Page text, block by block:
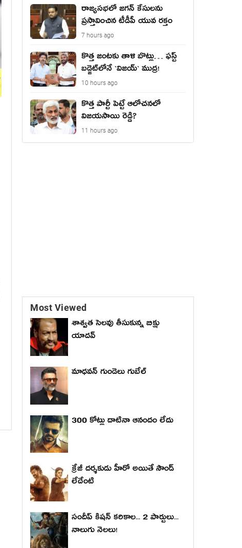
రాజ్యసభలో జగన్ కేసులను
ప్రస్తావించిన టీడీపీ యువ రక్తం
7 hours ago
కొత్త జంట‌కు తాళి బొట్లు… ఫ‌స్ట్
బ‌డ్జెట్‌లోనే `విజ‌య్` ముద్ర‌!
10 hours ago
కొత్త పార్టీ పెట్టే ఆలోచనలో
విజయసాయి రెడ్డి?
11 hours ago
Most Viewed
శాశ్వత సెలవు తీసుకున్న బిక్షు
యాదవ్
మాధ‌వ‌న్ గుండెలు గుబేల్‌
300 కోట్లు దాటినా ఆనందం లేదు
క్రేజీ దర్శకుడు హీరో అయితే సౌండ్
లేదేంటి
సందీప్ కిషన్ కరికాల... 2 పార్టులు...
నాలుగు నెలలు!